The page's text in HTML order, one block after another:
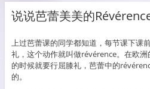
说说芭蕾美美的
上过芭蕾课的同学都知道，每节课下课
礼，这个动作就叫做révérence。在欧
的时候就要行屈膝礼，芭蕾中的
的。